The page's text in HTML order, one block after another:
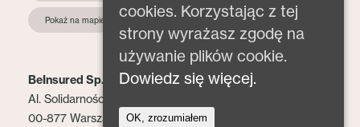
Pokaż na mapie
BeInsured Sp. z o.o.
Al. Solidarności 153 lok. 2
00-877 Warszawa
cookies. Korzystając z tej
strony wyrażasz zgodę na
używanie plików cookie.
Dowiedz się więcej.
OK, zrozumiałem